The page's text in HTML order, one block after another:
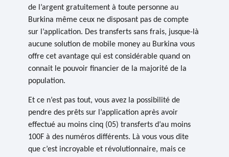
de l’argent gratuitement à toute personne au
Burkina même ceux ne disposant pas de compte
sur l’application. Destransferts sans frais, jusque-là
aucune solution de mobile money au Burkina vous
offre cet avantage qui est considérable quand on
connait le pouvoir financier de la majorité de la
population.
Et ce n’est pas tout, vous avez la possibilité de
pendre des prêts sur l’application après avoir
effectué au moins cinq (05) transferts d’au moins
100F à des numéros différents. Là vous vous dite
que c’est incroyable et révolutionnaire, mais ce